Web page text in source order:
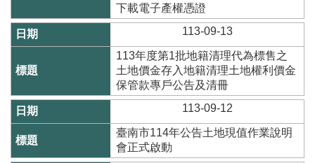
府
資
訊
開
隱
私
權
下載電子產權憑證
113-09-13
113年度第1批地籍清理代為標售之
土地價金存入地籍清理土地權利價金
保管款專戶公告及清冊
113-09-12
臺南市114年公告土地現值作業說明
會正式啟動